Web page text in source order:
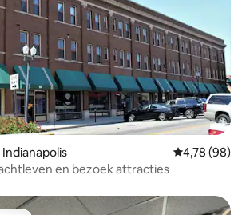
Gemiddelde
4,78 (98)
en bezoek attracties